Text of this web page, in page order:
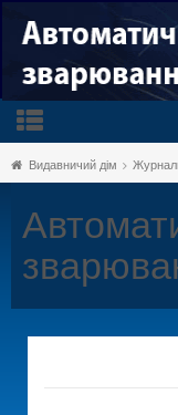
Видавничий дім